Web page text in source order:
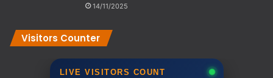
14/11/2025
Visitors Counter
LIVE VISITORS COUNT